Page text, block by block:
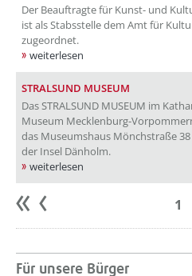
Der Beauftragte für Kunst- und
ist als Stabsstelle dem Amt für
zugeordnet.
weiterlesen
STRALSUND MUSEUM
Das STRALSUND MUSEUM im
Museum Mecklenburg-
das Museumshaus Mönchstraße
der Insel Dänholm.
weiterlesen
Anfang 1
Für unsere Bürger